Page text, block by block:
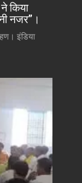
किया
नजर”।
इंडिया